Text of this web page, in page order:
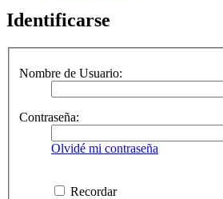
Identificarse
Nombre de Usuario:
Contraseña:
Olvidé mi contraseña
Recordar